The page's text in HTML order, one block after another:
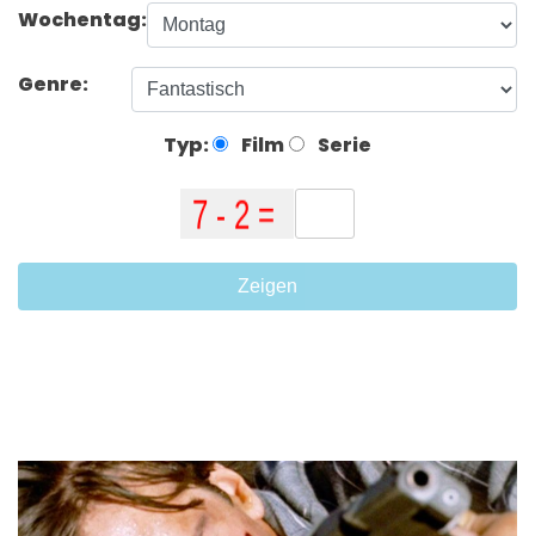
Wochentag:
Genre:
Typ: Film Serie
Zeigen